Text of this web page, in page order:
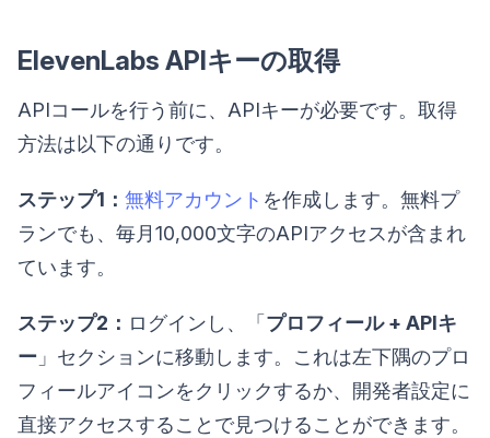
ElevenLabs APIキーの取得
APIコールを行う前に、APIキーが必要です。取得
方法は以下の通りです。
ステップ1： 無料アカウント を作成します。無料プ
ランでも、毎月10,000文字のAPIアクセスが含まれ
ています。
ステップ2： ログインし、「 プロフィール + APIキ
ー 」セクションに移動します。これは左下隅のプロ
フィールアイコンをクリックするか、開発者設定に
直接アクセスすることで見つけることができます。